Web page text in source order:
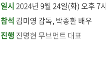
일시2024년 9월 24일(화) 오후 7
참석 김미영 감독, 박종환 배우
진행 진명현 무브먼트 대표